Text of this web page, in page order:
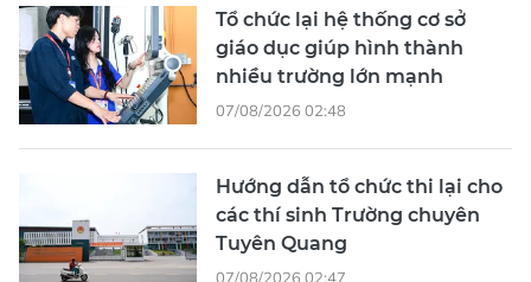
Tổ chức lại hệ thống cơ sở
giáo dục giúp hình thành
nhiều trường lớn mạnh
07/08/2026 02:48
Hướng dẫn tổ chức thi lại cho
các thí sinh Trường chuyên
Tuyên Quang
07/08/2026 02:47